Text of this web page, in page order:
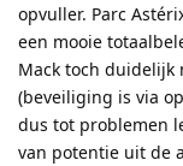
opvuller. Parc
een mooie
Mack toch duidelijk
(beveiliging is via
dus tot problemen
van potentie uit de